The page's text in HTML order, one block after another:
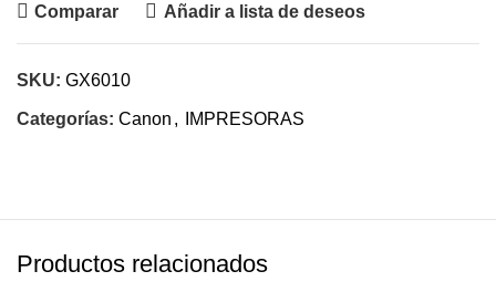
Comparar Añadir a lista de deseos
SKU: GX6010
Categorías: Canon , IMPRESORAS
Productos relacionados